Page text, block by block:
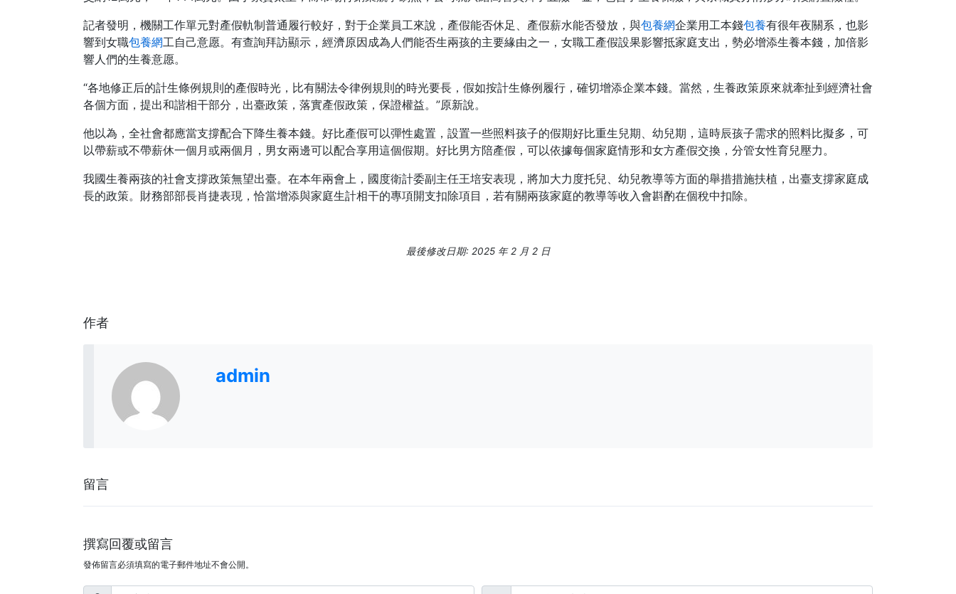
記者發明，機關工作單元對產假軌制普通履行較好，對于企業員工來說，產假能否休足、產假薪水能否發放，與包養網企業用工本錢包養有很年夜關系，也影
響到女職包養網工自己意愿。有查詢拜訪顯示，經濟原因成為人們能否生兩孩的主要緣由之一，女職工產假設果影響抵家庭支出，勢必增添生養本錢，加倍影
響人們的生養意愿。
“各地修正后的計生條例規則的產假時光，比有關法令律例規則的時光要長，假如按計生條例履行，確切增添企業本錢。當然，生養政策原來就牽扯到經濟社會
各個方面，提出和諧相干部分，出臺政策，落實產假政策，保證權益。”原新說。
他以為，全社會都應當支撐配合下降生養本錢。好比產假可以彈性處置，設置一些照料孩子的假期好比重生兒期、幼兒期，這時辰孩子需求的照料比擬多，可
以帶薪或不帶薪休一個月或兩個月，男女兩邊可以配合享用這個假期。好比男方陪產假，可以依據每個家庭情形和女方產假交換，分管女性育兒壓力。
我國生養兩孩的社會支撐政策無望出臺。在本年兩會上，國度衛計委副主任王培安表現，將加大力度托兒、幼兒教導等方面的舉措措施扶植，出臺支撐家庭成
長的政策。財務部部長肖捷表現，恰當增添與家庭生計相干的專項開支扣除項目，若有關兩孩家庭的教導等收入會斟酌在個稅中扣除。
最後修改日期: 2025 年 2 月 2 日
作者
admin
留言
撰寫回覆或留言
發佈留言必須填寫的電子郵件地址不會公開。